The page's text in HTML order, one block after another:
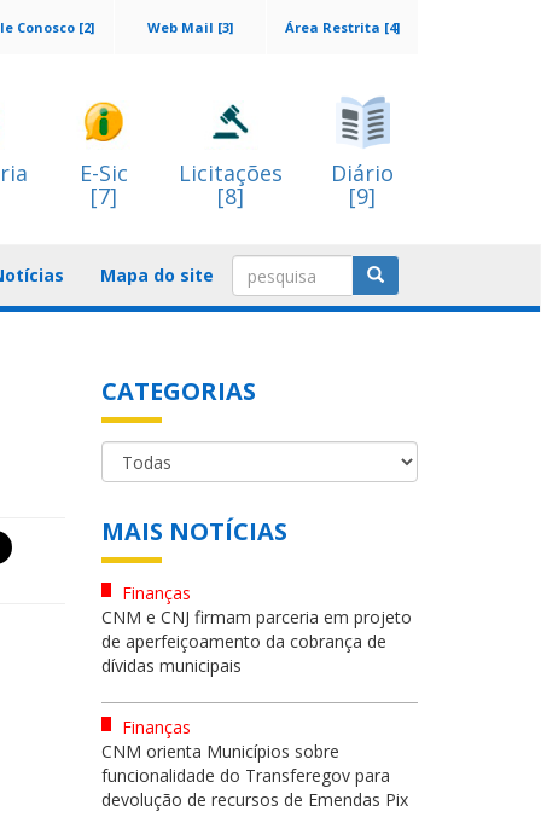
Área Restrita [4]
Web Mail [3]
Conosco [2]
E-Sic
[7]
Licitações
[8]
Diário
[9]
Mapa do site
CATEGORIAS
MAIS NOTÍCIAS
Finanças
CNM e CNJ firmam parceria em projeto
de aperfeiçoamento da cobrança de
dívidas municipais
Finanças
CNM orienta Municípios sobre
funcionalidade do Transferegov para
devolução de recursos de Emendas Pix